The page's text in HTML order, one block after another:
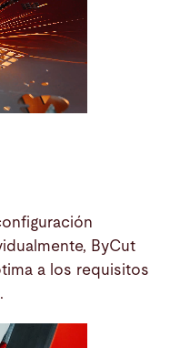
ByCut
a los requisitos